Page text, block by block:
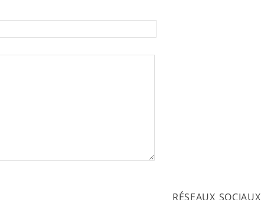
RÉSEAUX SOCIAUX